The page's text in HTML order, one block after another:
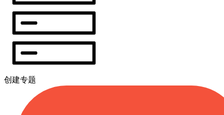
创建专题